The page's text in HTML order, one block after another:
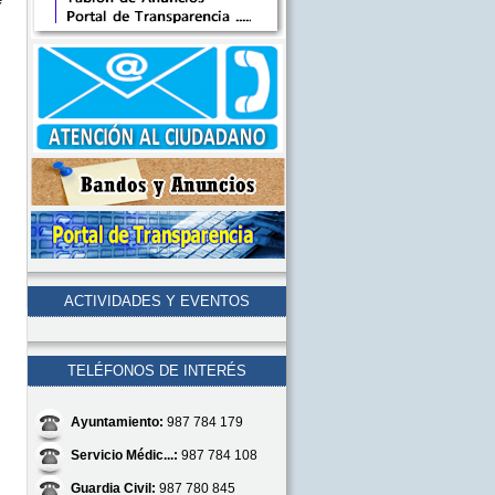
ACTIVIDADES Y EVENTOS
TELÉFONOS DE INTERÉS
Ayuntamiento: 987 784 179
Servicio Médic...: 987 784 108
Guardia Civil: 987 780 845